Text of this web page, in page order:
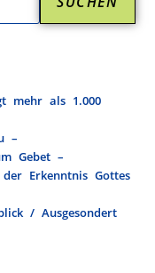
mehr als 1.000
–
Gebet –
Erkenntnis Gottes
/ Ausgesondert